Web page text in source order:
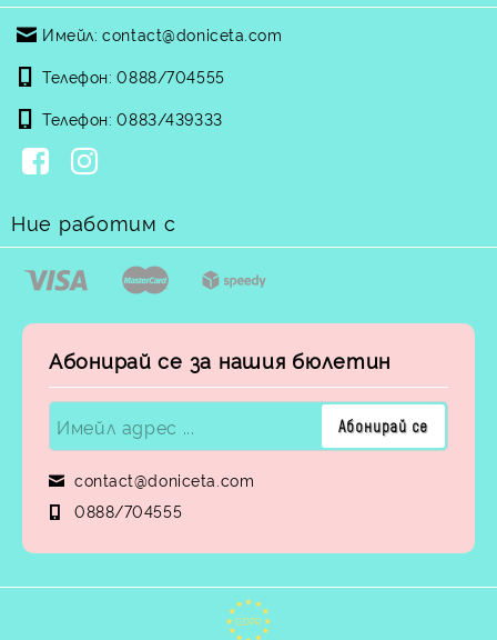
Имейл: contact@doniceta.com
Телефон: 0888/704555
Телефон: 0883/439333
Ние работим с
Абонирай се за нашия бюлетин
contact@doniceta.com
0888/704555
GDPR